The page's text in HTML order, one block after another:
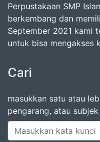
Perpustakaan SMP
berkembang dan
September 2021 kami
untuk bisa mengakses
Cari
masukkan satu atau
pengarang, atau subjek